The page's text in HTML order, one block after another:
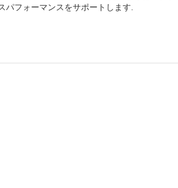
フォーマンスをサポートします.